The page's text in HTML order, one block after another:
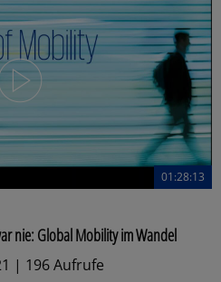
01:28:13
nie: Global Mobility im Wandel
| 196 Aufrufe